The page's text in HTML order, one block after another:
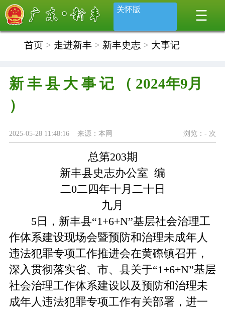
关怀版
首页> 走进新丰> 新丰史志> 大事记
新 丰 县 大 事 记 （ 2024年9月
）
浏览：- 次
2025-05-28 11:48:16 来源：本网
总第203期
新丰县史志办公室 编
二0二四年十月二十日
九月
5日，新丰县“1+6+N”基层社会治理工
作体系建设现场会暨预防和治理未成年人
违法犯罪专项工作推进会在黄磜镇召开，
深入贯彻落实省、市、县关于“1+6+N”基层
社会治理工作体系建设以及预防和治理未
成年人违法犯罪专项工作有关部署，进一